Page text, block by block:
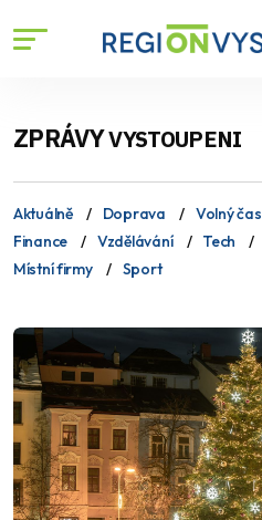
ZPRÁVYVYSTOUPENI
Aktuálně Doprava Volný čas
Finance
Vzdělávání Tech
Místní firmy
Sport